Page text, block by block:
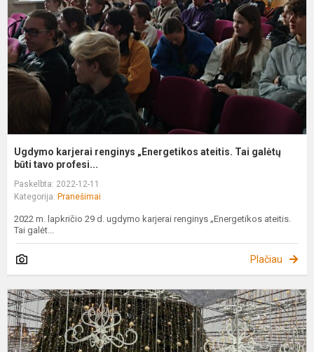
Ugdymo karjerai renginys „Energetikos ateitis. Tai galėtų
būti tavo profesi...
Paskelbta: 2022-12-11
Kategorija: Pranešimai
2022 m. lapkričio 29 d. ugdymo karjerai renginys „Energetikos ateitis.
Tai galėt...
Plačiau